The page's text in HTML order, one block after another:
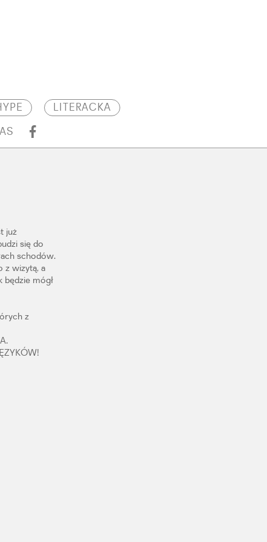
LITERACKA
już
się do
schodów.
z wizytą, a
będzie mógł
z